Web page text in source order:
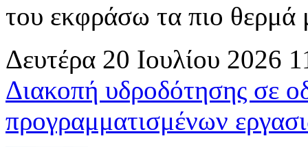
του εκφράσω τα πιο
Δευτέρα 20 Ιουλίου 2026
Διακοπή υδροδότησης σε
προγραμματισμένων